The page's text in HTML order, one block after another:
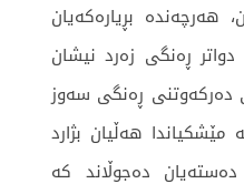
بڕیارەکەیان
دواتر ڕەنگی زەرد نیشان
دەرکەوتنی ڕەنگی سەوز
هەڵیان بژارد
دەجوڵاند کە